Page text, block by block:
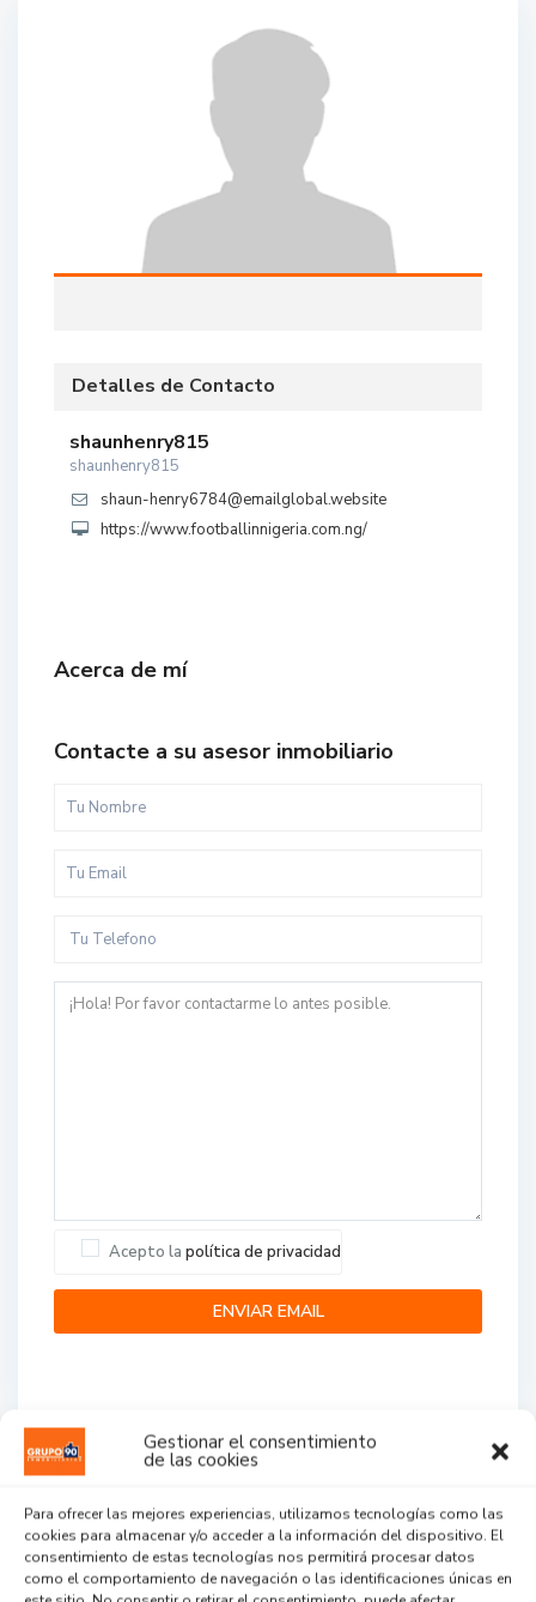
Gestionar el consentimiento
de las cookies
Para ofrecer las mejores experiencias, utilizamos tecnologías como las
cookies para almacenar y/o acceder a la información del dispositivo. El
consentimiento de estas tecnologías nos permitirá procesar datos
como el comportamiento de navegación o las identificaciones únicas en
Detalles de Contacto
shaunhenry815
shaunhenry815
shaun-henry6784@emailglobal.website
https://www.footballinnigeria.com.ng/
Acerca de mí
Contacte a su asesor inmobiliario
Acepto la política de privacidad
...